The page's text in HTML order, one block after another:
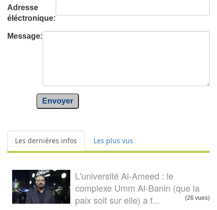
Adresse
éléctronique:
Message:
Envoyer
Les dernières infos Les plus vus
L'université Al-Ameed : le
complexe Umm Al-Banin (que la
paix soit sur elle) a f...
(26 vues)